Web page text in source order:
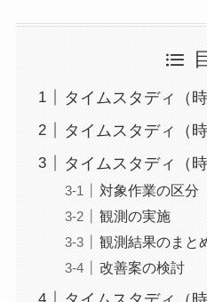
タイムスタディ（
タイムスタディ（
タイムスタディ（
対象作業の区分
観測の実施
観測結果のまと
改善案の検討